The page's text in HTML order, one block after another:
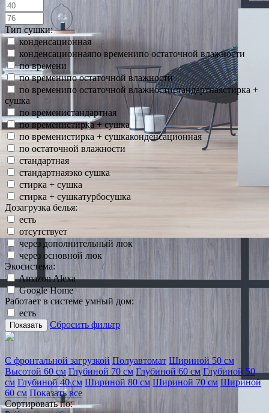
Тип сушки:
конденсационная
конденсационнаяпо временипо остаточной влажности
по времени
по временипо остаточной влажности
по временипо остаточной влажностистандартнаястирка +
сушка
по временистандартная
по временистирка + сушка
по временистирка + сушкаконденсационная
по остаточной влажности
стандартная
стандартнаяэко сушка
стирка + сушка
стирка + сушкатурбосушка
Дозагрузка белья:
есть
отсутствует
через дополнительный люк
через основной люк
Экосистема:
Amazon Alexa
Google Home
Работает в системе умный дом:
есть
Показать Сбросить фильтр
С фронтальной загрузкой Полуавтомат Шириной 50 см
Высотой 60 см Глубиной 70 см Глубиной 60 см Глубиной 50
см Глубиной 40 см Шириной 80 см Шириной 70 см Шириной
60 см Показать все
Сортировать по: